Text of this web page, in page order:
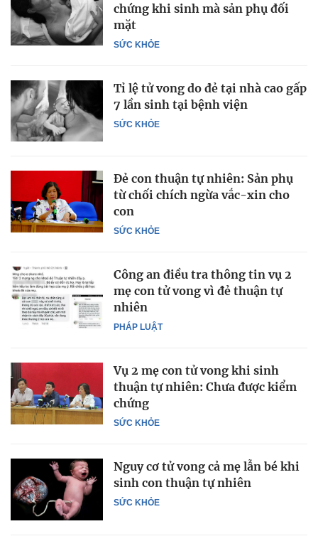
SỨC KHỎE
chứng khi sinh mà sản phụ đối
mặt
SỨC KHỎE
Tỉ lệ tử vong do đẻ tại nhà cao gấp
7 lần sinh tại bệnh viện
SỨC KHỎE
Đẻ con thuận tự nhiên: Sản phụ
từ chối chích ngừa vắc-xin cho
con
PHÁP LUẬT
Công an điều tra thông tin vụ 2
mẹ con tử vong vì đẻ thuận tự
nhiên
SỨC KHỎE
Vụ 2 mẹ con tử vong khi sinh
thuận tự nhiên: Chưa được kiểm
chứng
SỨC KHỎE
Nguy cơ tử vong cả mẹ lẫn bé khi
sinh con thuận tự nhiên